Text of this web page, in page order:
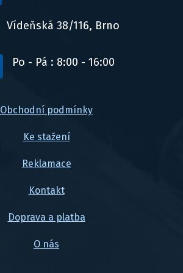
Vídeňská 38/116, Brno
Po - Pá : 8:00 - 16:00
Obchodní podmínky
Ke stažení
Reklamace
Kontakt
Doprava a platba
O nás